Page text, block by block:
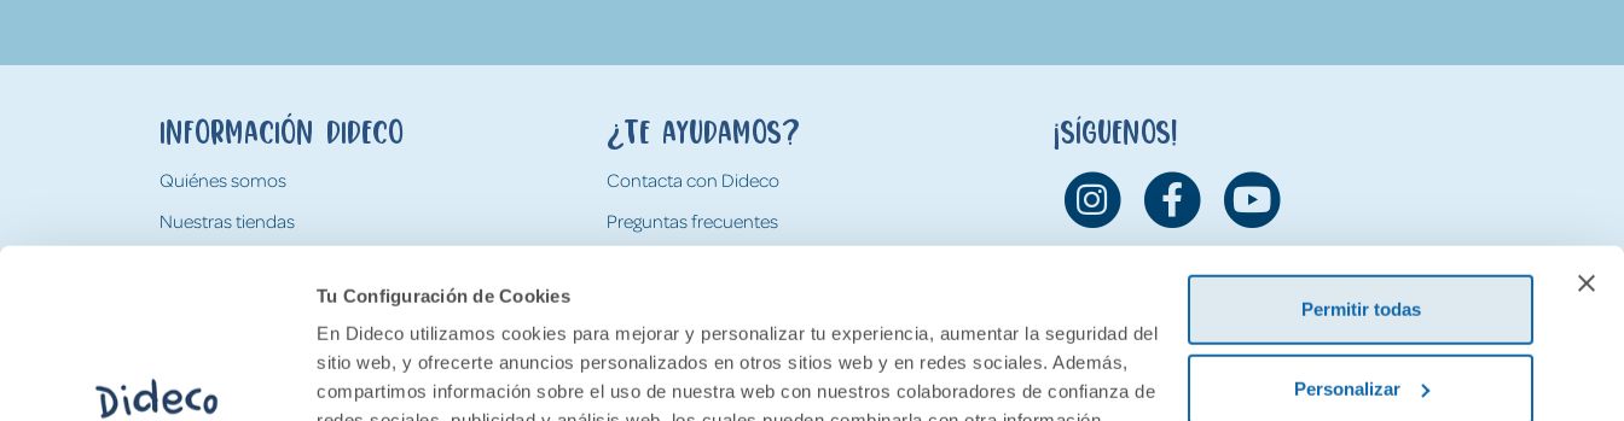
Tu Configuración de Cookies
En Dideco utilizamos cookies para mejorar y personalizar tu experiencia, aumentar la seguridad del
sitio web, y ofrecerte anuncios personalizados en otros sitios web y en redes sociales. Además,
compartimos información sobre el uso de nuestra web con nuestros colaboradores de confianza de
Permitir todas
Personalizar
Información Dideco
Quiénes somos
Nuestras tiendas
Tarjeta Regalo Dideco
¿Te ayudamos?
Contacta con Dideco
Preguntas frecuentes
Devoluciones
¡Síguenos!